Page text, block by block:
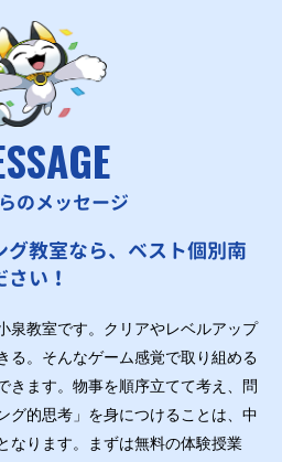
のメッセージ
教室なら、ベスト個別南
い！
泉教室です。クリアやレベルアップ
る。そんなゲーム感覚で取り組める
きます。物事を順序立てて考え、問
グ的思考」を身につけることは、中
なります。まずは無料の体験授業